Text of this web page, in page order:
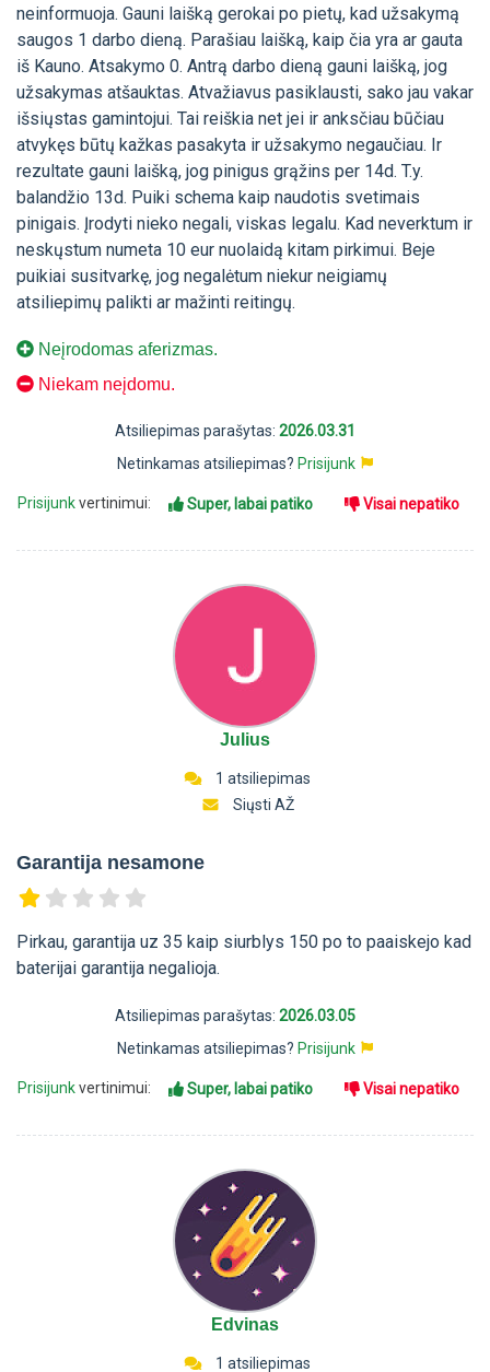
neinformuoja. Gauni laišką gerokai po pietų, kad užsakymą
saugos 1 darbo dieną. Parašiau laišką, kaip čia yra ar gauta
iš Kauno. Atsakymo 0. Antrą darbo dieną gauni laišką, jog
užsakymas atšauktas. Atvažiavus pasiklausti, sako jau vakar
išsiųstas gamintojui. Tai reiškia net jei ir anksčiau būčiau
atvykęs būtų kažkas pasakyta ir užsakymo negaučiau. Ir
rezultate gauni laišką, jog pinigus grąžins per 14d. T.y.
balandžio 13d. Puiki schema kaip naudotis svetimais
pinigais. Įrodyti nieko negali, viskas legalu. Kad neverktum ir
neskųstum numeta 10 eur nuolaidą kitam pirkimui. Beje
puikiai susitvarkę, jog negalėtum niekur neigiamų
atsiliepimų palikti ar mažinti reitingų.
Neįrodomas aferizmas.
Niekam neįdomu.
Atsiliepimas parašytas: 2026.03.31
Netinkamas atsiliepimas? Prisijunk
Prisijunkvertinimui: Super, labai patiko Visai nepatiko
Julius
1 atsiliepimas
Siųsti AŽ
Garantija nesamone
Pirkau, garantija uz 35 kaip siurblys 150 po to paaiskejo kad
baterijai garantija negalioja.
Atsiliepimas parašytas: 2026.03.05
Netinkamas atsiliepimas? Prisijunk
Prisijunkvertinimui: Super, labai patiko Visai nepatiko
Edvinas
1 atsiliepimas